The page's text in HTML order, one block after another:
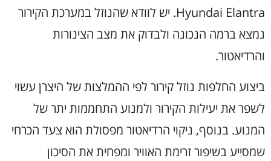
Hyundai Elantra. יש לוודא שהנוזל במערכת הקירור
נמצא ברמה הנכונה ולבדוק את מצב הצינורות
והרדיאטור.
ביצוע החלפות נוזל קירור לפי ההמלצות של היצרן עשוי
לשפר את יעילות הקירור ולמנוע התחממות יתר של
המנוע. בנוסף, ניקוי הרדיאטור מפסולת הוא צעד הכרחי
שמסייע בשיפור זרימת האוויר ומפחית את הסיכון